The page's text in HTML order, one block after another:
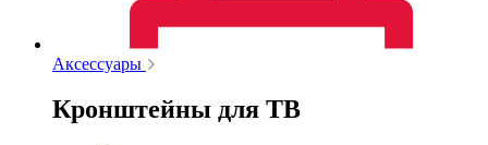
Аксессуары
Кронштейны для ТВ